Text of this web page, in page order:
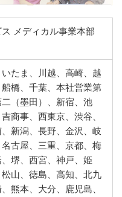
メディカル事業本部
たま、川越、高崎、越
橋、千葉、本社営業第
（墨田）、新宿、池
商事、西東京、渋谷、
新潟、長野、金沢、岐
古屋、三重、京都、梅
堺、西宮、神戸、姫
山、徳島、高知、北九
熊本、大分、鹿児島、